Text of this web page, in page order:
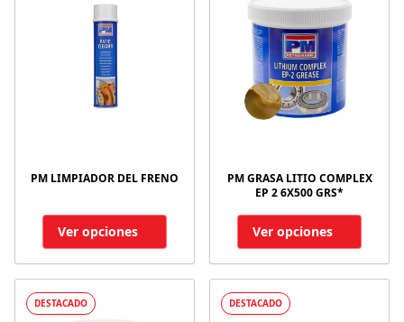
PM LIMPIADOR DEL FRENO
Ver opciones
PM GRASA LITIO COMPLEX
EP 2 6X500 GRS*
Ver opciones
DESTACADO DESTACADO